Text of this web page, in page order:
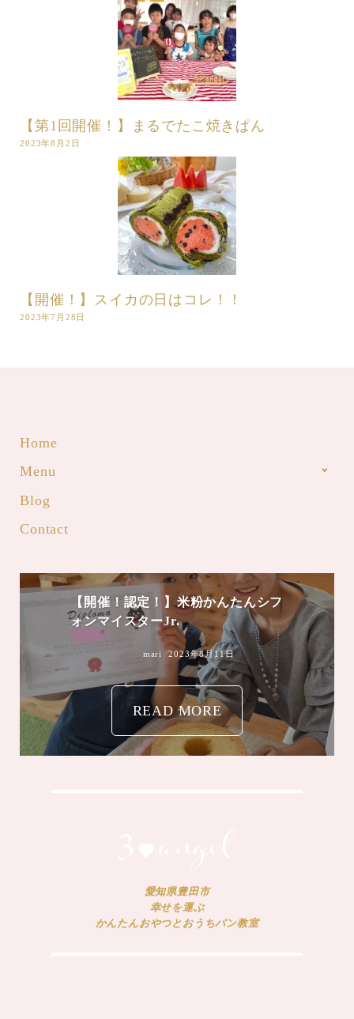
【第1回開催！】まるでたこ焼きぱん
2023年8月2日
【開催！】スイカの日はコレ！！
2023年7月28日
Home
Menu
Blog
Contact
【開催！認定！】米粉かんたんシフ
ォンマイスターJr.
mari 2023年8月11日
READ MORE
愛知県豊田市
幸せを運ぶ
かんたんおやつとおうちパン教室